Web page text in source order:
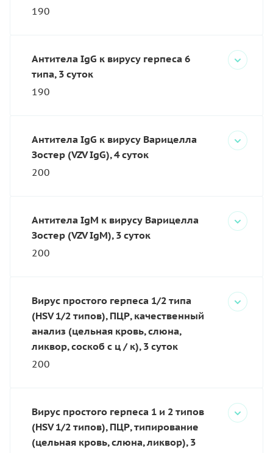
190
Антитела IgG к вирусу герпеса 6
типа, 3 суток
190
Антитела IgG к вирусу Варицелла
Зостер (VZV IgG), 4 суток
200
Антитела IgM к вирусу Варицелла
Зостер (VZV IgM), 3 суток
200
Вирус простого герпеса 1/2 типа
(HSV 1/2 типов), ПЦР, качественный
анализ (цельная кровь, слюна,
ликвор, соскоб с ц / к), 3 суток
200
Вирус простого герпеса 1 и 2 типов
(HSV 1/2 типов), ПЦР, типирование
(цельная кровь, слюна, ликвор), 3